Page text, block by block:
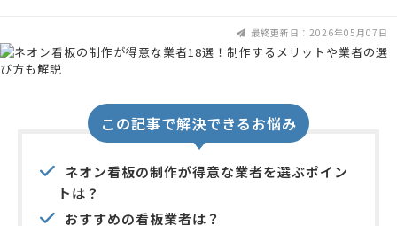
最終更新日：2026年05月07日
この記事で解決できるお悩み
ネオン看板の制作が得意な業者を選ぶポイン
トは？
おすすめの看板業者は？